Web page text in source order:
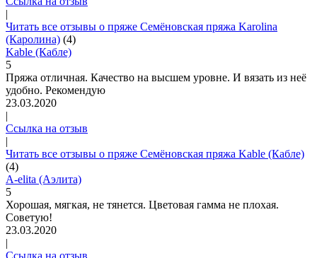
|
Читать все отзывы о пряже Семёновская пряжа Karolina
(Каролина) (4)
Kable (Кабле)
5
Пряжа отличная. Качество на высшем уровне. И вязать из неё
удобно. Рекомендую
23.03.2020
|
Ссылка на отзыв
|
Читать все отзывы о пряже Семёновская пряжа Kable (Кабле)
(4)
A-elita (Аэлита)
5
Хорошая, мягкая, не тянется. Цветовая гамма не плохая.
Советую!
23.03.2020
|
Ссылка на отзыв